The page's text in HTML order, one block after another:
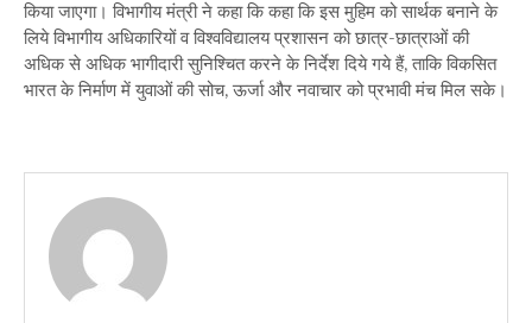
किया जाएगा। विभागीय मंत्री ने कहा कि कहा कि इस मुहिम को सार्थक बनाने के
लिये विभागीय अधिकारियों व विश्वविद्यालय प्रशासन को छात्र-छात्राओं की
अधिक से अधिक भागीदारी सुनिश्चित करने के निर्देश दिये गये हैं, ताकि विकसित
भारत के निर्माण में युवाओं की सोच, ऊर्जा और नवाचार को प्रभावी मंच मिल सके।